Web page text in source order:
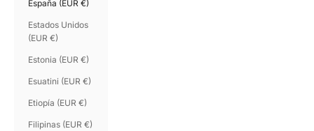
España (EUR €)
Estados Unidos
(EUR €)
Estonia (EUR €)
Esuatini (EUR €)
Etiopía (EUR €)
Filipinas (EUR €)